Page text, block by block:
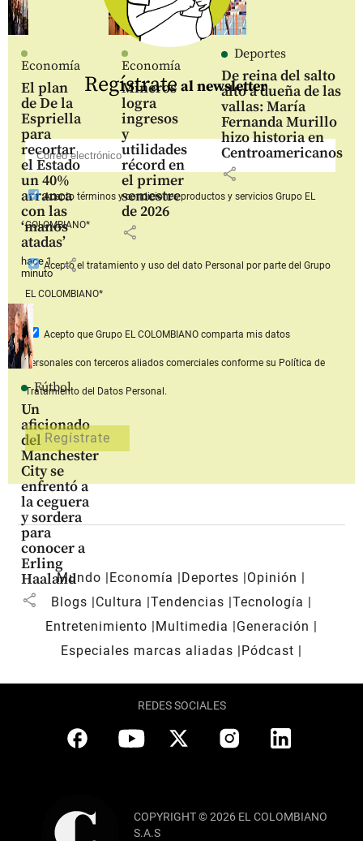
Economía
El plan
de De la
Espriella
para
recortar
el Estado
un 40%
arranca
con las
‘manos
atadas’
hace 1
minuto
share
Economía
Mineros
logra
ingresos
y
utilidades
récord en
el primer
semestre
de 2026
share
Deportes
De reina del salto
alto a dueña de las
vallas: María
Fernanda Murillo
hizo historia en
Centroamericanos
share
Fútbol
Un
aficionado
del
Manchester
City se
enfrentó a
la ceguera
y sordera
para
conocer a
Erling
Haaland
share
Regístrate al newsletter
Aceptotérminos y condiciones productos y serviciosGrupo EL
COLOMBIANO*
Aceptoel tratamiento y uso del dato Personal por parte del Grupo
EL COLOMBIANO*
Acepto que Grupo EL COLOMBIANOcomparta mis datos
personales con terceros aliados comerciales conforme su Política de
Tratamiento del Datos Personal.
Mundo Economía Deportes
Opinión
Blogs
Cultura Tendencias Tecnología
Entretenimiento
Multimedia
Generación
Especiales marcas aliadas
Pódcast
REDES SOCIALES
COPYRIGHT © 2026 EL COLOMBIANO
S.A.S